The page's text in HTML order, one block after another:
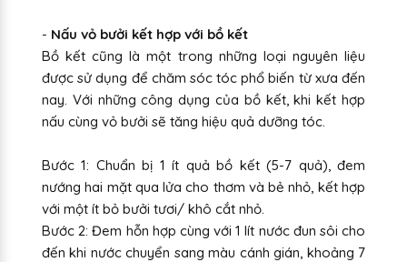
- Nấu vỏ bưởi kết hợp với bồ kết
Bồ kết cũng là một trong những loại nguyên liệu
được sử dụng để chăm sóc tóc phổ biến từ xưa đến
nay. Với những công dụng của bồ kết, khi kết hợp
nấu cùng vỏ bưởi sẽ tăng hiệu quả dưỡng tóc.
Bước 1: Chuẩn bị 1 ít quả bồ kết (5-7 quả), đem
nướng hai mặt qua lửa cho thơm và bẻ nhỏ, kết hợp
với một ít bỏ bưởi tươi/ khô cắt nhỏ.
Bước 2: Đem hỗn hợp cùng với 1 lít nước đun sôi cho
đến khi nước chuyển sang màu cánh gián, khoảng 7